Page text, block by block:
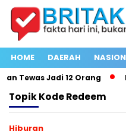
HOME DAERAH
Tewas Jadi 12 Orang
TopikKode Redeem
Hiburan